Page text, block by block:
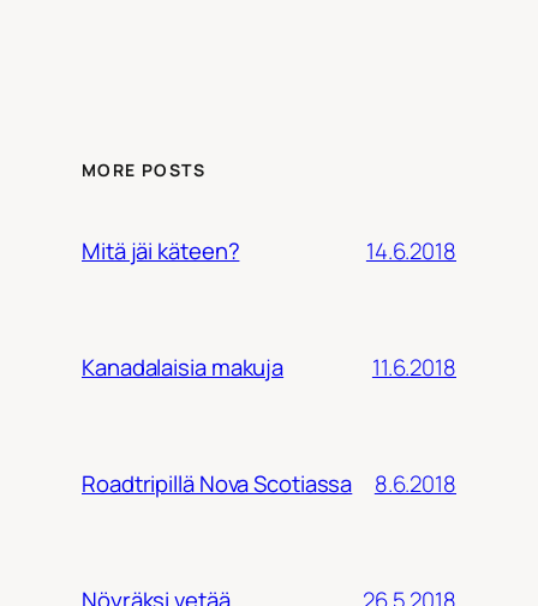
MORE POSTS
Mitä jäi käteen? 14.6.2018
Kanadalaisia makuja 11.6.2018
Roadtripillä Nova Scotiassa 8.6.2018